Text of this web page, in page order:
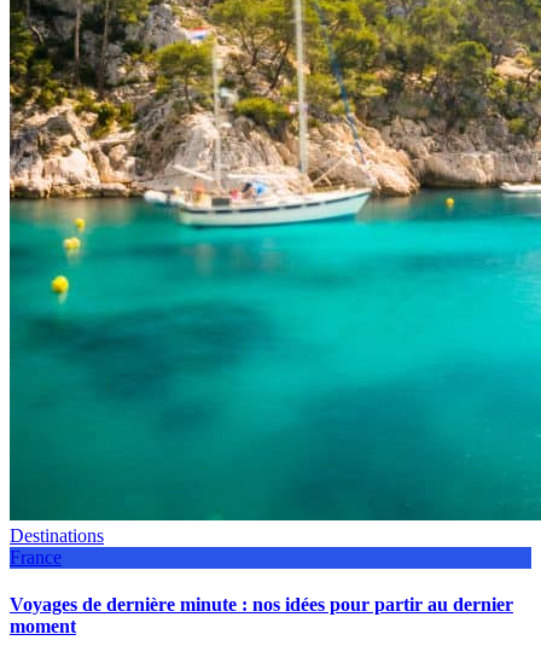
Destinations
France
Voyages de dernière minute : nos idées pour partir au dernier
moment